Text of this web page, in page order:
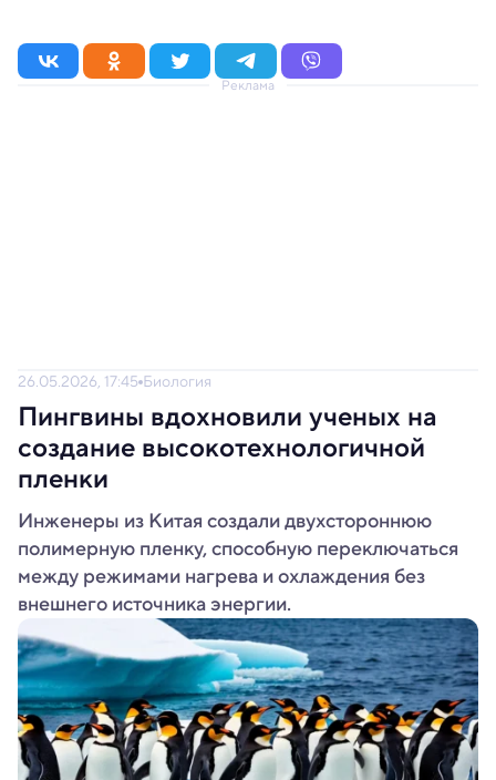
Реклама
26.05.2026, 17:45 Биология
Пингвины вдохновили ученых на
создание высокотехнологичной
пленки
Инженеры из Китая создали двухстороннюю
полимерную пленку, способную переключаться
между режимами нагрева и охлаждения без
внешнего источника энергии.